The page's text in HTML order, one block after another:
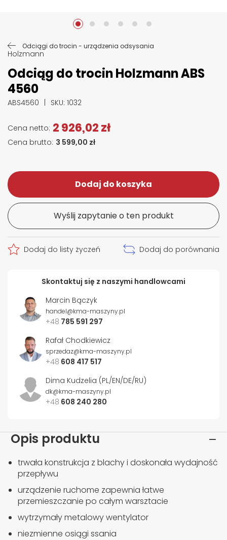
Opis produktu
trwała konstrukcja z blachy i doskonała wydajność
przepływu
urządzenie ruchome zapewnia łatwe
przemieszczanie po całym warsztacie
wytrzymały metalowy wentylator
niezmienne osiągi ssania
ABS4560 SKU: 1032
Odciągi do trocin - urządzenia odsysania
Odciąg do trocin Holzmann ABS
4560
3 599,00 zł
2 926,02 zł
Holzmann
Dodaj do koszyka
Wyślij zapytanie o ten produkt
Dodaj do listy życzeń Dodaj do porównania
Skontaktuj się z naszymi handlowcami
Marcin Bączyk
handel@kma-maszyny.pl
+48 785 591 297
Rafał Chodkiewicz
sprzedaz@kma-maszyny.pl
+48 608 417 517
Dima Kudzelia (PL/EN/DE/RU)
dk@kma-maszyny.pl
+48 608 240 280